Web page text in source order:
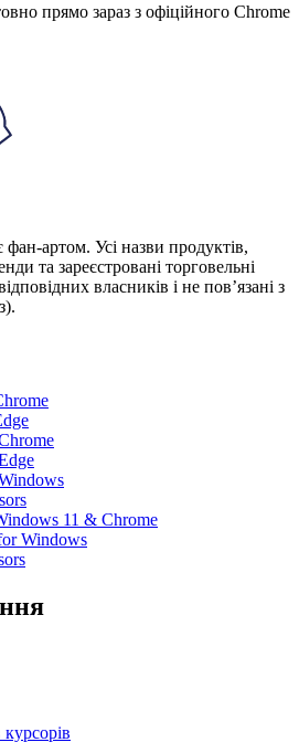
прямо зараз з офіційного Chrome
артом. Усі назви продуктів,
та зареєстровані торговельні
власників і не пов’язані з
11 & Chrome
Windows